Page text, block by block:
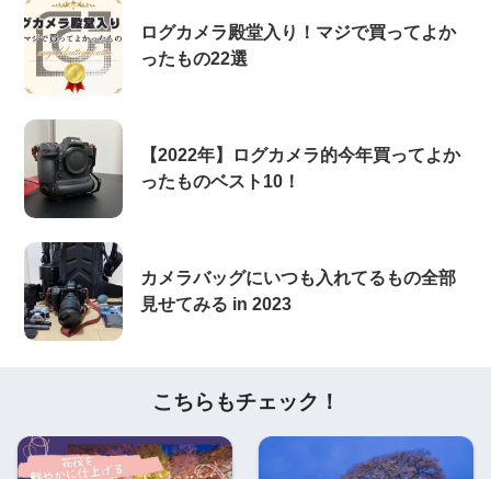
ログカメラ殿堂入り！マジで買ってよか
ったもの22選
【2022年】ログカメラ的今年買ってよか
ったものベスト10！
カメラバッグにいつも入れてるもの全部
見せてみる in 2023
こちらもチェック！